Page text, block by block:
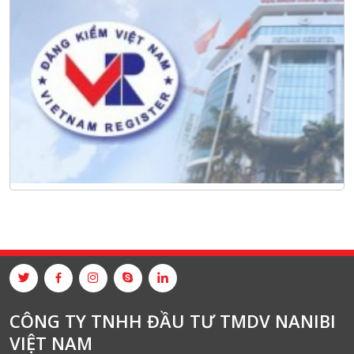
CÔNG TY TNHH ĐẦU TƯ TMDV NANIBI
VIỆT NAM